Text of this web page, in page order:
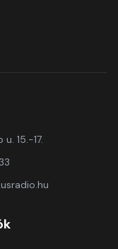
15.-17.